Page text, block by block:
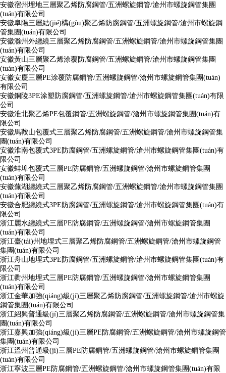
安徽宿州埋地三層聚乙烯防腐鋼管/五洲螺旋鋼管/滄州市螺旋鋼管集團
(tuán)有限公司
安徽阜陽三層結(jié)構(gòu)聚乙烯防腐鋼管/五洲螺旋鋼管/滄州市螺旋鋼
管集團(tuán)有限公司
安徽滁州外纏繞三層聚乙烯防腐鋼管/五洲螺旋鋼管/滄州市螺旋鋼管集團
(tuán)有限公司
安徽黃山三層聚乙烯涂覆防腐鋼管/五洲螺旋鋼管/滄州市螺旋鋼管集團
(tuán)有限公司
安徽安慶三層PE涂覆防腐鋼管/五洲螺旋鋼管/滄州市螺旋鋼管集團(tuán)
有限公司
安徽銅陵3PE涂塑防腐鋼管/五洲螺旋鋼管/滄州市螺旋鋼管集團(tuán)有限
公司
安徽淮北聚乙烯PE包覆鋼管/五洲螺旋鋼管/滄州市螺旋鋼管集團(tuán)有
限公司
安徽馬鞍山包覆式三層聚乙烯防腐鋼管/五洲螺旋鋼管/滄州市螺旋鋼管集
團(tuán)有限公司
安徽淮南包覆式3PE防腐鋼管/五洲螺旋鋼管/滄州市螺旋鋼管集團(tuán)有
限公司
安徽蚌埠包覆式三層PE防腐鋼管/五洲螺旋鋼管/滄州市螺旋鋼管集團
(tuán)有限公司
安徽蕪湖纏繞式三層聚乙烯防腐鋼管/五洲螺旋鋼管/滄州市螺旋鋼管集團
(tuán)有限公司
安徽合肥纏繞式3PE防腐鋼管/五洲螺旋鋼管/滄州市螺旋鋼管集團(tuán)有
限公司
浙江麗水纏繞式三層PE防腐鋼管/五洲螺旋鋼管/滄州市螺旋鋼管集團
(tuán)有限公司
浙江臺(tái)州地埋式三層聚乙烯防腐鋼管/五洲螺旋鋼管/滄州市螺旋鋼管
集團(tuán)有限公司
浙江舟山地埋式3PE防腐鋼管/五洲螺旋鋼管/滄州市螺旋鋼管集團(tuán)有
限公司
浙江衢州地埋式三層PE防腐鋼管/五洲螺旋鋼管/滄州市螺旋鋼管集團
(tuán)有限公司
浙江金華加強(qiáng)級(jí)三層聚乙烯防腐鋼管/五洲螺旋鋼管/滄州市螺旋
鋼管集團(tuán)有限公司
浙江紹興普通級(jí)三層聚乙烯防腐鋼管/五洲螺旋鋼管/滄州市螺旋鋼管集
團(tuán)有限公司
浙江嘉興加強(qiáng)級(jí)三層PE防腐鋼管/五洲螺旋鋼管/滄州市螺旋鋼管
集團(tuán)有限公司
浙江溫州普通級(jí)三層PE防腐鋼管/五洲螺旋鋼管/滄州市螺旋鋼管集團
(tuán)有限公司
浙江寧波三層PE防腐鋼管/五洲螺旋鋼管/滄州市螺旋鋼管集團(tuán)有限